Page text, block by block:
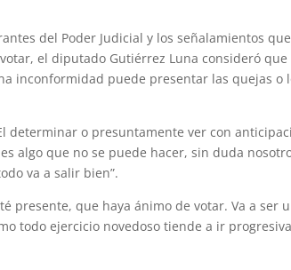
del Poder Judicial y los señalamientos
el diputado Gutiérrez Luna consideró que
inconformidad puede presentar las quejas o
determinar o presuntamente ver con
algo que no se puede hacer, sin duda
va a salir bien”.
presente, que haya ánimo de votar. Va a ser
todo ejercicio novedoso tiende a ir